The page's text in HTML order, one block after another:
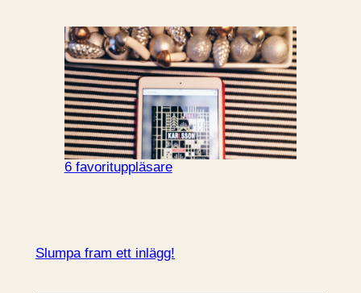
6 favorituppläsare
Slumpa fram ett inlägg!